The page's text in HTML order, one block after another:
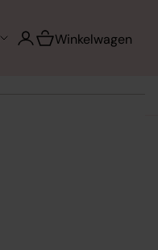
Accountpagina openen
Winkelwagen
Winkelwagen